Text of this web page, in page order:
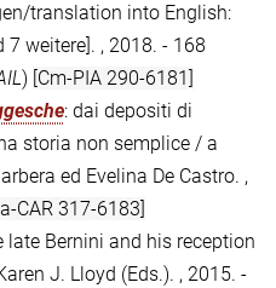
translation into English:
7 weitere]. , 2018. - 168
) [Cm-PIA 290-6181]
: dai depositi di
storia non semplice / a
ed Evelina De Castro. ,
CAR 317-6183]
late Bernini and his reception
J. Lloyd (Eds.). , 2015. -